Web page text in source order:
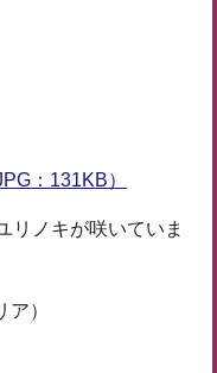
：131KB）
リノキが咲いていま
ア）